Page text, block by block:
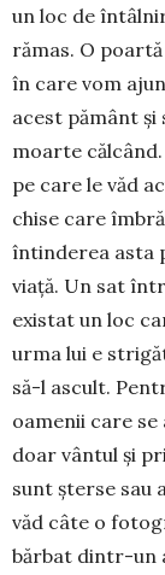
un loc de
rămas. O
în care vom
acest pământ
moarte
pe care le văd
chise care
întinderea asta
viață. Un sat
existat un loc
urma lui e
să-l ascult.
oamenii care se
doar vântul și
sunt șterse sau
văd câte o
bărbat dintr-un